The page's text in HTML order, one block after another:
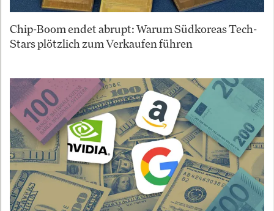
Chip-Boom endet abrupt: Warum Südkoreas Tech-
Stars plötzlich zum Verkaufen führen